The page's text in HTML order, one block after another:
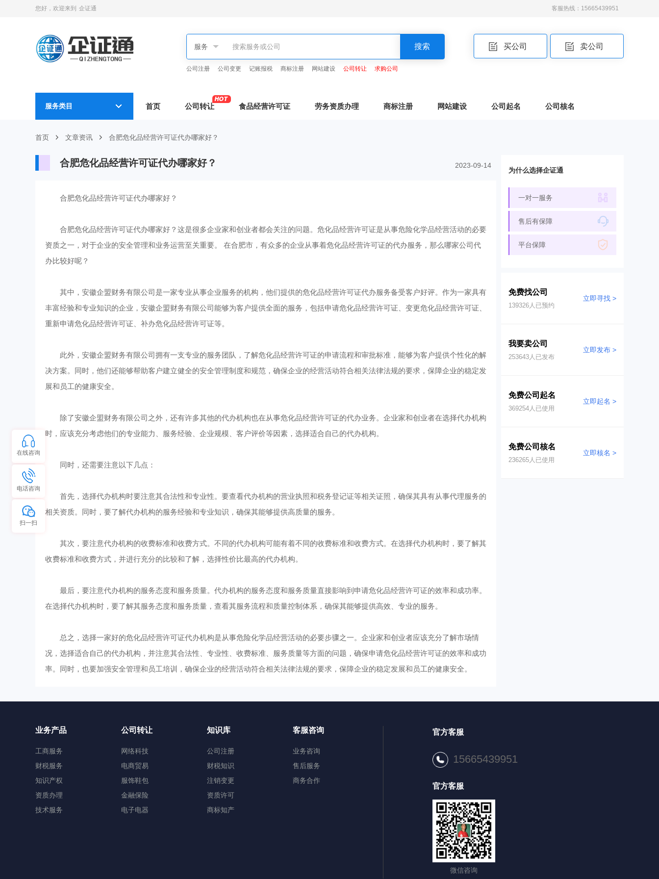
您好，欢迎来到 企证通 客服热线：15665439951
卖公司
买公司
公司注册 公司变更 记账报税 商标注册 网站建设 公司转让 求购公司
服务类目 首页 公司转让 食品经营许可证 劳务资质办理 商标注册 网站建设 公司起名 公司核名
首页 文章资讯 合肥危化品经营许可证代办哪家好？
合肥危化品经营许可证代办哪家好？ 2023-09-14
合肥危化品经营许可证代办哪家好？
合肥危化品经营许可证代办哪家好？这是很多企业家和创业者都会关注的问题。危化品经营许可证是从事危险化学品经营活动的必要
资质之一，对于企业的安全管理和业务运营至关重要。 在合肥市，有众多的企业从事着危化品经营许可证的代办服务，那么哪家公司代
办比较好呢？
其中，安徽企盟财务有限公司是一家专业从事企业服务的机构，他们提供的危化品经营许可证代办服务备受客户好评。作为一家具有
丰富经验和专业知识的企业，安徽企盟财务有限公司能够为客户提供全面的服务，包括申请危化品经营许可证、变更危化品经营许可证、
重新申请危化品经营许可证、补办危化品经营许可证等。
此外，安徽企盟财务有限公司拥有一支专业的服务团队，了解危化品经营许可证的申请流程和审批标准，能够为客户提供个性化的解
决方案。同时，他们还能够帮助客户建立健全的安全管理制度和规范，确保企业的经营活动符合相关法律法规的要求，保障企业的稳定发
展和员工的健康安全。
除了安徽企盟财务有限公司之外，还有许多其他的代办机构也在从事危化品经营许可证的代办业务。企业家和创业者在选择代办机构
时，应该充分考虑他们的专业能力、服务经验、企业规模、客户评价等因素，选择适合自己的代办机构。
同时，还需要注意以下几点：
首先，选择代办机构时要注意其合法性和专业性。要查看代办机构的营业执照和税务登记证等相关证照，确保其具有从事代理服务的
相关资质。同时，要了解代办机构的服务经验和专业知识，确保其能够提供高质量的服务。
其次，要注意代办机构的收费标准和收费方式。不同的代办机构可能有着不同的收费标准和收费方式。在选择代办机构时，要了解其
收费标准和收费方式，并进行充分的比较和了解，选择性价比最高的代办机构。
最后，要注意代办机构的服务态度和服务质量。代办机构的服务态度和服务质量直接影响到申请危化品经营许可证的效率和成功率。
在选择代办机构时，要了解其服务态度和服务质量，查看其服务流程和质量控制体系，确保其能够提供高效、专业的服务。
总之，选择一家好的危化品经营许可证代办机构是从事危险化学品经营活动的必要步骤之一。企业家和创业者应该充分了解市场情
况，选择适合自己的代办机构，并注意其合法性、专业性、收费标准、服务质量等方面的问题，确保申请危化品经营许可证的效率和成功
率。同时，也要加强安全管理和员工培训，确保企业的经营活动符合相关法律法规的要求，保障企业的稳定发展和员工的健康安全。
为什么选择企证通
一对一服务
售后有保障
平台保障
免费找公司
139326人已预约
立即寻找 >
我要卖公司
253643人已发布
立即发布 >
免费公司起名
369254人已使用
立即起名 >
免费公司核名
236265人已使用
立即核名 >
业务产品
工商服务
财税服务
知识产权
资质办理
技术服务
公司转让
网络科技
电商贸易
服饰鞋包
金融保险
电子电器
知识库
公司注册
财税知识
注销变更
资质许可
商标知产
客服咨询
业务咨询
售后服务
商务合作
官方客服
15665439951
官方客服
微信咨询
在线咨询
电话咨询
扫一扫